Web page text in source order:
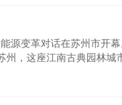
源变革对话在苏州市开幕
州，这座江南古典园林城